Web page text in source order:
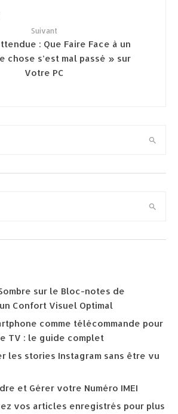
Suivant
: Que Faire Face à un
chose s’est mal passé » sur
Votre PC
sur le Bloc-notes de
Confort Visuel Optimal
comme télécommande pour
TV : le guide complet
les stories Instagram sans être vu
et Gérer votre Numéro IMEI
vos articles enregistrés pour plus